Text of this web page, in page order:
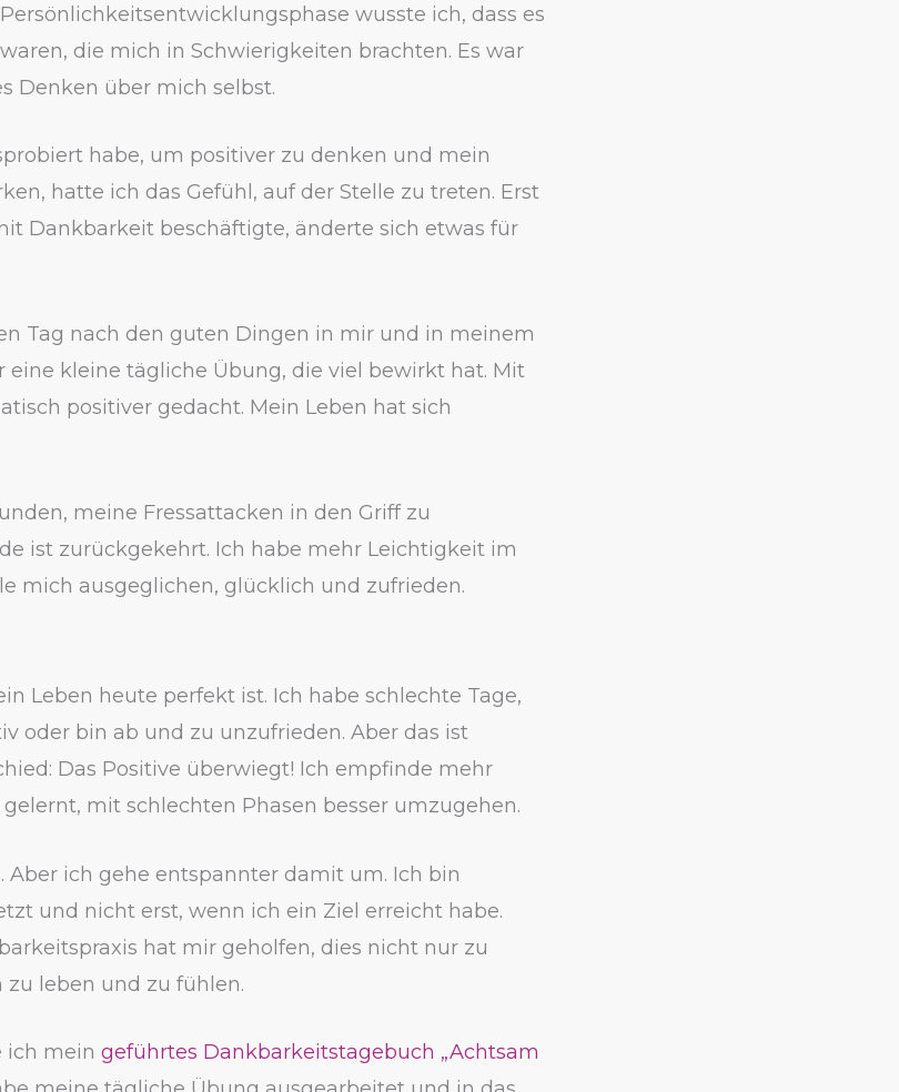
wusste ich, dass es
die mich in Schwierigkeiten brachten. Es war
Denken über mich selbst.
habe, um positiver zu denken und mein
hatte ich das Gefühl, auf der Stelle zu treten. Erst
Dankbarkeit beschäftigte, änderte sich etwas für
Tag nach den guten Dingen in mir und in meinem
eine kleine tägliche Übung, die viel bewirkt hat. Mit
positiver gedacht. Mein Leben hat sich
meine Fressattacken in den Griff zu
ist zurückgekehrt. Ich habe mehr Leichtigkeit im
mich ausgeglichen, glücklich und zufrieden.
Leben heute perfekt ist. Ich habe schlechte Tage,
oder bin ab und zu unzufrieden. Aber das ist
Das Positive überwiegt! Ich empfinde mehr
mit schlechten Phasen besser umzugehen.
Aber ich gehe entspannter damit um. Ich bin
und nicht erst, wenn ich ein Ziel erreicht habe.
hat mir geholfen, dies nicht nur zu
zu leben und zu fühlen.
ich mein geführtes Dankbarkeitstagebuch „Achtsam